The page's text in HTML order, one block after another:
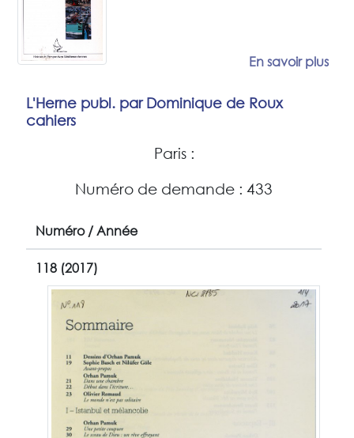
En savoir plus
L'Herne publ. par Dominique de Roux
cahiers
Paris :
Numéro de demande : 433
Numéro / Année
118 (2017)